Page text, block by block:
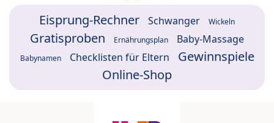
Eisprung-Rechner Schwanger Wickeln
Gratisproben Ernährungsplan Baby-Massage
Babynamen Checklisten für Eltern
Gewinnspiele
Online-Shop